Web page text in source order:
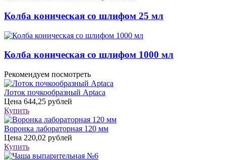
Колба коническая со шлифом 25 мл
Колба коническая со шлифом 1000 мл
Рекомендуем посмотреть
Лоток почкообразный Aptaca
Цена 644,25 рублей
Купить
Воронка лабораторная 120 мм
Цена 220,02 рублей
Купить